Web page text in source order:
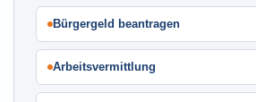
Bürgergeld beantragen
Arbeitsvermittlung